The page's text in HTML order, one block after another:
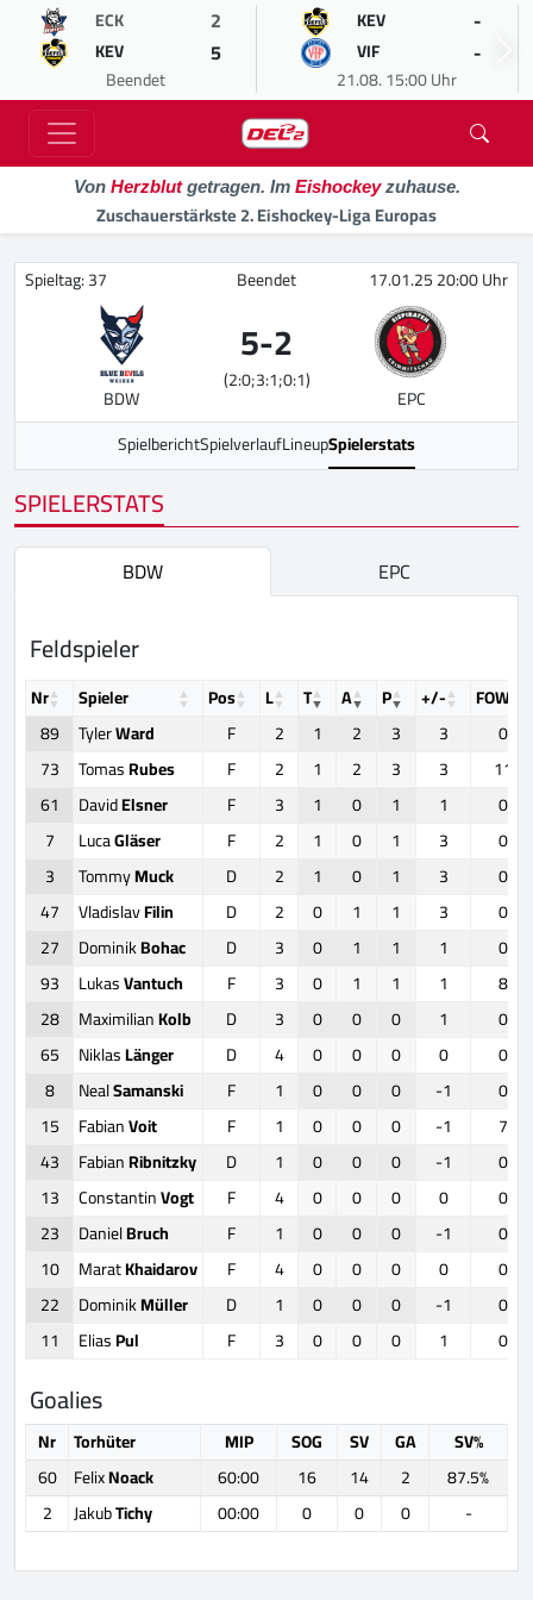
ECK 2
KEV 5
Beendet
KEV -
VIF -
21.08. 15:00 Uhr
Von Herzblutgetragen. Im Eishockeyzuhause.
Zuschauerstärkste 2. Eishockey-Liga Europas
Spieltag: 37 Beendet 17.01.25 20:00 Uhr
BDW
5-2
(2:0;3:1;0:1)
EPC
SpielberichtSpielverlaufLineupSpielerstats
SPIELERSTATS
BDW EPC
Feldspieler
Nr Spieler Pos L T A P +/-
FOW
89
TylerWard F 2 1 2 3 3
0
73
TomasRubes F 2 1 2 3 3
11
61
DavidElsner F 3 1 0 1 1
0
7
LucaGläser F 2 1 0 1 3
0
3
TommyMuck D 2 1 0 1 3
0
47
VladislavFilin D 2 0 1 1 3
0
27
DominikBohac D 3 0 1 1 1
0
93
LukasVantuch F 3 0 1 1 1
8
28
MaximilianKolb D 3 0 0 0 1
0
65
NiklasLänger D 4 0 0 0 0
0
8
NealSamanski F 1 0 0 0 -1
0
15
FabianVoit F 1 0 0 0 -1
7
43
FabianRibnitzky D 1 0 0 0 -1
0
13
ConstantinVogt F 4 0 0 0 0
0
23
DanielBruch F 1 0 0 0 -1
0
10
MaratKhaidarov F 4 0 0 0 0
0
22
DominikMüller D 1 0 0 0 -1
0
11
EliasPul F 3 0 0 0 1 0
Goalies
Nr Torhüter MIP SOG SV GA
SV%
60 FelixNoack 60:00 16 14 2
87.5%
2
JakubTichy 00:00 0 0 0 -